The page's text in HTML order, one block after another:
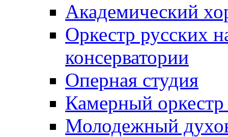
Академический
Оркестр русских
консерватории
Оперная студия
Камерный оркестр
Молодежный